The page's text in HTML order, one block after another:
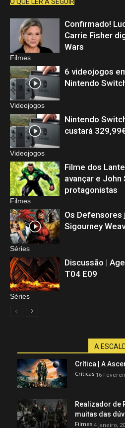
Filmes
Confirmado!
Carrie Fisher
Wars
Videojogos
6 videojogos
Nintendo
Videojogos
Nintendo
custará
Filmes
Filme dos
avançar e
protagonistas
Séries
Os Defensores
Sigourney
Séries
Discussão |
T04 E09
A
Crítica | A
Críticas 16
Realizador de
muitas das
Filmes 4 Janeiro,